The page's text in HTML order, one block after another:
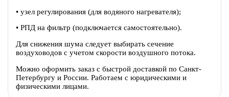
• узел регулирования (для водяного нагревателя);
• РПД на фильтр (подключается самостоятельно).
Для снижения шума следует выбирать сечение
воздуховодов с учетом скорости воздушного потока.
Можно оформить заказ с быстрой доставкой по Санкт-
Петербургу и России. Работаем с юридическими и
физическими лицами.